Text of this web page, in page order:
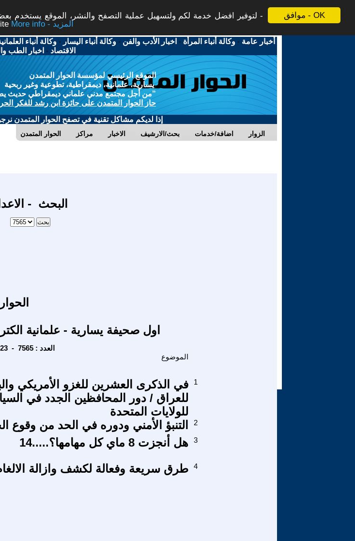
موافق - OK
لتوفير افضل خدمة لكم ولتسهيل عملية التصفح والنشر، الموقع يستخدم
More info - المزيد
أخبار عامة -وكالة أنباء المرأة - اخبار الأدب والفن -وكالة أنباء اليسار -وكالة أنباء
الاقتصاد - اخبار الطب
الموقع الرئيسي لمؤسسة الحوار المتمدن
يسارية، علمانية، ديمقراطية، تطوعية وغير ربحية
"من أجل مجتمع مدني علماني ديمقراطي حديث
حاز الحوار المتمدن على جائزة ابن رشد للفكر الحر
إذا لديكم مشاكل تقنية في تصفح الحوار المتمدن
الحوار المتمدن مراكز الاخبار بحث/الارشيف اضافة/خدمات الزوار
البحث -
اول صحيفة يسارية - علمانية
Wednesday - 3/29/2023 - العدد : 7565
الموضوع
في الذكرى العشرين للغزو الأمريكي
للعراق / دور المحافظين الجدد في
للولايات المتحدة
1
التنبؤ الأمني ودوره في الحد من وقوع 2
هل أنجزت 8 ماي كل مهامها؟.....14 3
طرق سريعة وفعالة لكشف وازالة 4